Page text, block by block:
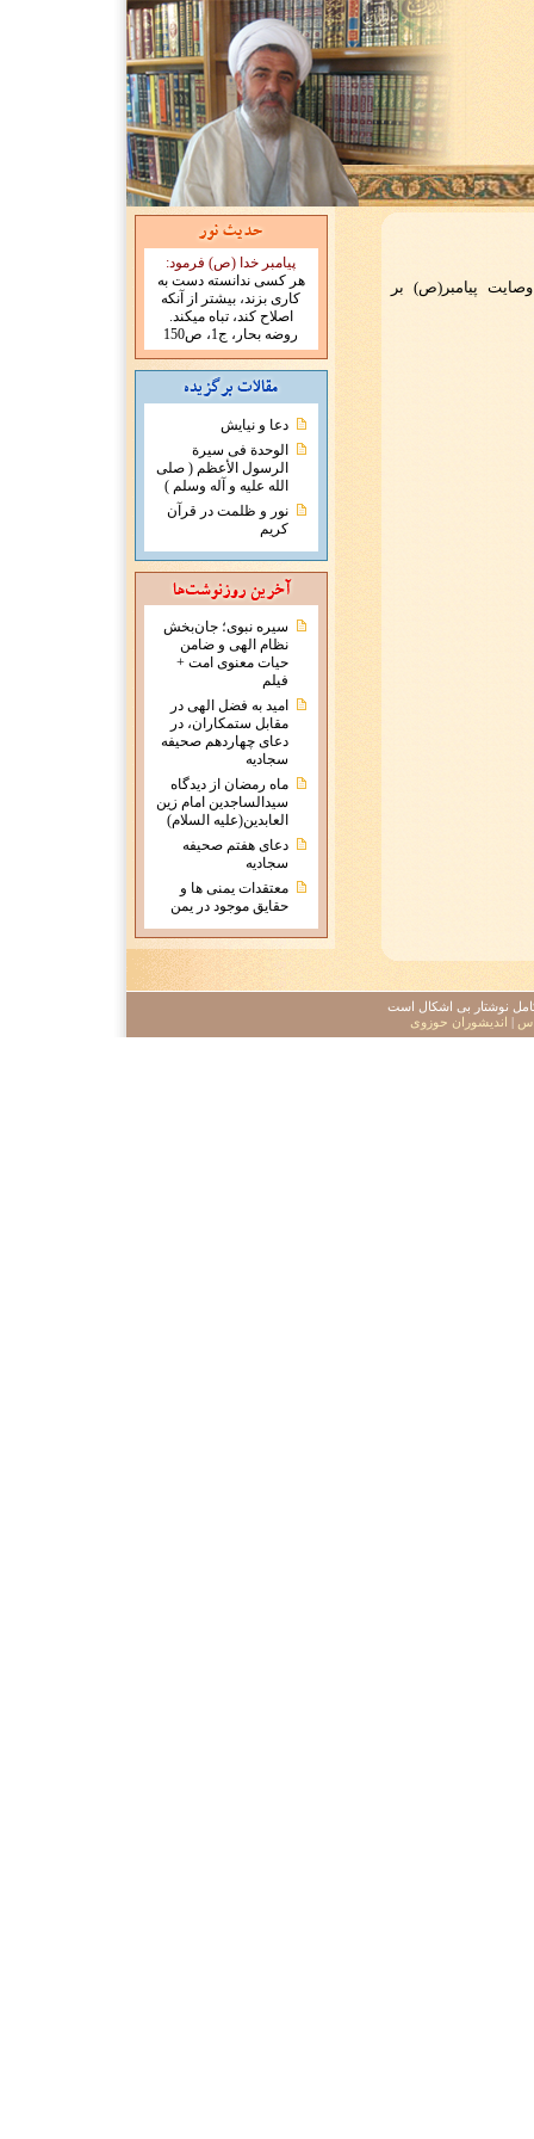
پیامبر خدا (ص) فرمود:
هر کسی ندانسته دست به
کاری بزند، بیشتر از آنکه
اصلاح کند، تباه میکند.
روضه بحار، ج1، ص150
دعا و نیایش
الوحدة فی سیرة
الرسول الأعظم ( صلی
الله علیه و آله وسلم )
نور و ظلمت در قرآن
کریم
سیره نبوی؛ جان‌بخش
نظام الهی و ضامن
حیات معنوی امت +
فیلم
امید به فضل الهی در
مقابل ستمکاران، در
دعای چهاردهم صحیفه
سجادیه
ماه رمضان از دیدگاه
سیدالساجدین امام زین
العابدین(علیه السلام)
دعای هفتم صحیفه
سجادیه
معتقدات يمنی ها و
حقايق موجود در يمن
کامل نوشتار بی اشکال است
| اندیشوران حوزوی